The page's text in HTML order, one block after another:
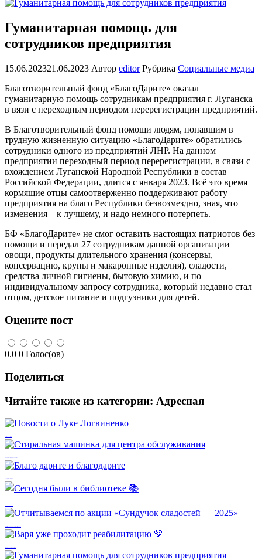
Гуманитарная помощь для
сотрудников предприятия
15.06.202321.06.2023 Автор editor Рубрика Социальные медиа
Благотворительный фонд «БлагоДарите» оказал
гуманитарную помощь сотрудникам предприятия г. Луганска
в вязи с переходным периодом перерегистрации предприятий.
В Благотворительный фонд помощи людям, попавшим в
трудную жизненную ситуацию «БлагоДарите» обратились
сотрудники одного из предприятий ЛНР. На данном
предприятии переходный период перерегистрации, в связи с
вхождением Луганской Народной Республики в состав
Российской Федерации, длится с января 2023. Всё это время
кормящие отцы самоотверженно поддерживают работу
предприятия на благо Республики безвозмездно, зная, что
изменения – к лучшему, и надо немного потерпеть.
БФ «БлагоДарите» не смог оставить настоящих патриотов без
помощи и передал 27 сотрудникам данной организации
овощи, продукты длительного хранения (консервы,
консервацию, крупы и макаронные изделия), сладости,
средства личной гигиены, бытовую химию, и по
индивидуальному запросу сотрудника, который недавно стал
отцом, детское питание и подгузники для детей.
Оцените пост
0.0 0 Голос(ов)
Поделиться
Читайте также из категории: Адресная